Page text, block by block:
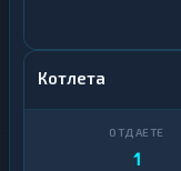
Котлета
1